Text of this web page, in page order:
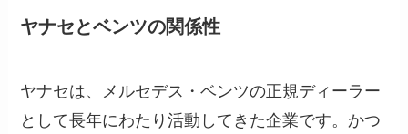
ヤナセとベンツの関係性
ヤナセは、メルセデス・ベンツの正規ディーラー
として長年にわたり活動してきた企業です。かつ